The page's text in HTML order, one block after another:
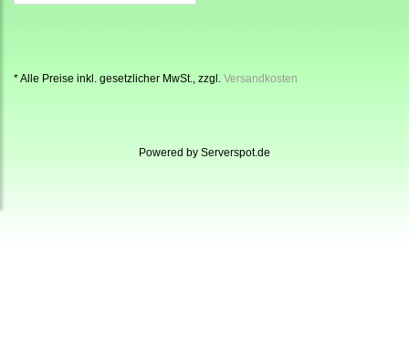
* Alle Preise inkl. gesetzlicher MwSt., zzgl. Versandkosten
Powered by Serverspot.de